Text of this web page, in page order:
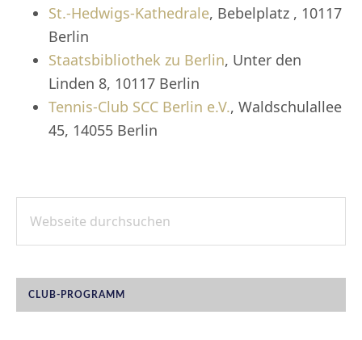
St.-Hedwigs-Kathedrale, Bebelplatz , 10117
Berlin
Staatsbibliothek zu Berlin, Unter den
Linden 8, 10117 Berlin
Tennis-Club SCC Berlin e.V., Waldschulallee
45, 14055 Berlin
SEITENSPALTE
durchsuchen
CLUB-PROGRAMM